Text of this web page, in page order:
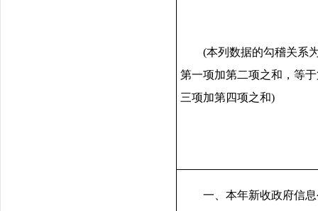
(本列数据的勾稽关系
第一项加第二项之和，等
三项加第四项之和)
一、本年新收政府信